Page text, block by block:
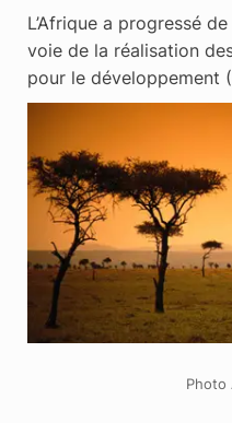
L’Afrique a progressé
voie de la réalisation
pour le développement
Photo